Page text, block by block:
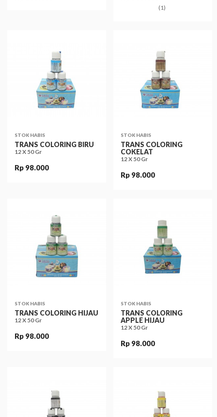
(1)
STOK HABIS
TRANS COLORING BIRU
12 X 50 Gr
Rp 98.000
STOK HABIS
TRANS COLORING
COKELAT
12 X 50 Gr
Rp 98.000
STOK HABIS
TRANS COLORING HIJAU
12 X 50 Gr
Rp 98.000
STOK HABIS
TRANS COLORING
APPLE HIJAU
12 X 50 Gr
Rp 98.000